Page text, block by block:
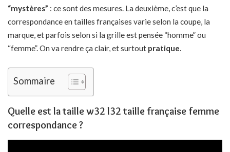
“mystères” : ce sont des mesures. La deuxième, c’est que la
correspondance en tailles françaises varie selon la coupe, la
marque, et parfois selon si la grille est pensée “homme” ou
“femme”. On va rendre ça clair, et surtout pratique.
Sommaire
Quelle est la taille w32 l32 taille française femme
correspondance ?